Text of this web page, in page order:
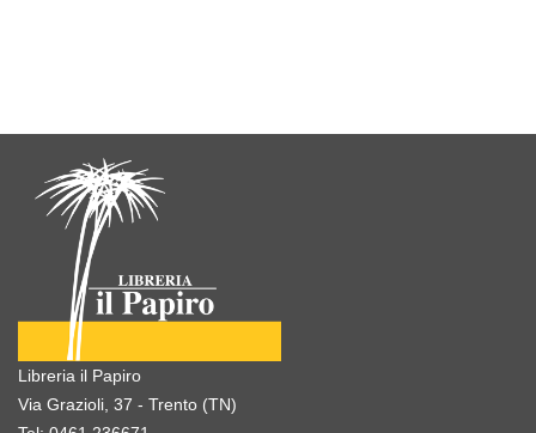
Libreria il Papiro
Via Grazioli, 37 - Trento (TN)